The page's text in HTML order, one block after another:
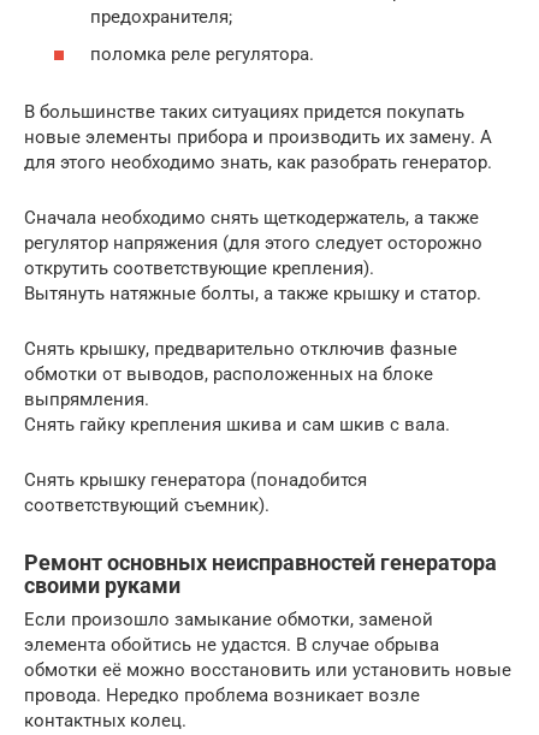
предохранителя;
поломка реле регулятора.
В большинстве таких ситуациях придется покупать
новые элементы прибора и производить их замену. А
для этого необходимо знать, как разобрать генератор.
Сначала необходимо снять щеткодержатель, а также
регулятор напряжения (для этого следует осторожно
открутить соответствующие крепления).
Вытянуть натяжные болты, а также крышку и статор.
Снять крышку, предварительно отключив фазные
обмотки от выводов, расположенных на блоке
выпрямления.
Снять гайку крепления шкива и сам шкив с вала.
Снять крышку генератора (понадобится
соответствующий съемник).
Ремонт основных неисправностей генератора
своими руками
Если произошло замыкание обмотки, заменой
элемента обойтись не удастся. В случае обрыва
обмотки её можно восстановить или установить новые
провода. Нередко проблема возникает возле
контактных колец.